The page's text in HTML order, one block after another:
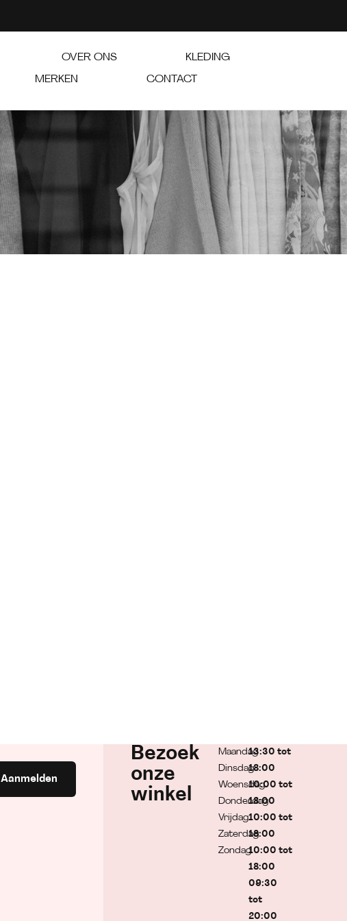
OVER ONS
KLEDING
MERKEN
CONTACT
Aanmelden
Bezoek
onze
winkel
Maandag
Dinsdag
Woensdag
Donderdag
Vrijdag
Zaterdag
Zondag
13:30 tot
18:00
10:00 tot
18:00
10:00 tot
18:00
10:00 tot
18:00
09:30
tot
20:00